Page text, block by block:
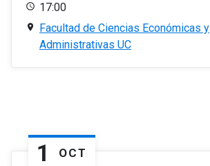
17:00
Facultad de Ciencias Económicas y
Administrativas UC
1 OCT